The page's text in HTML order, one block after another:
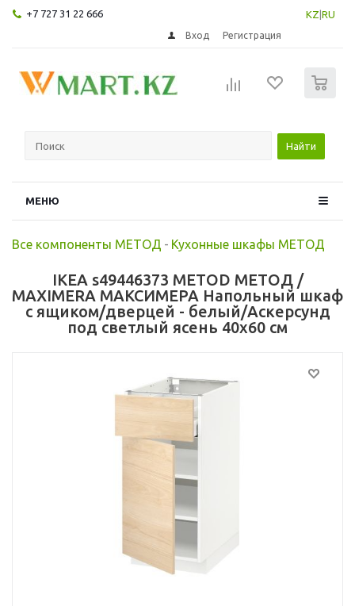
+7 727 31 22 666 KZ RU
Вход Регистрация
Найти
МЕНЮ
Все компоненты МЕТОД - Кухонные шкафы МЕТОД
IKEA s49446373 METOD МЕТОД /
MAXIMERA МАКСИМЕРА Напольный шкаф
с ящиком/дверцей - белый/Аскерсунд
под светлый ясень 40x60 см